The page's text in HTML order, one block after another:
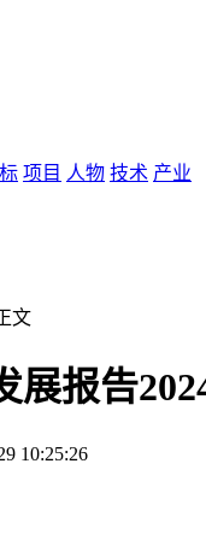
项目 人物 技术 产业
文
展报告
10:25:26